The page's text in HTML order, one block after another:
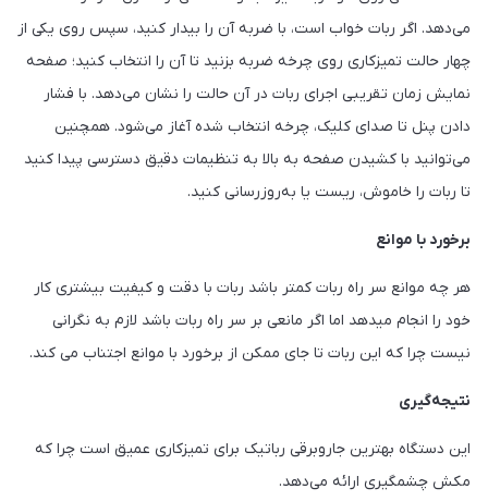
می‌دهد. اگر ربات خواب است، با ضربه آن را بیدار کنید، سپس روی یکی از
چهار حالت تمیزکاری روی چرخه ضربه بزنید تا آن را انتخاب کنید؛ صفحه
نمایش زمان تقریبی اجرای ربات در آن حالت را نشان می‌دهد. با فشار
دادن پنل تا صدای کلیک، چرخه انتخاب شده آغاز می‌شود. همچنین
می‌توانید با کشیدن صفحه به بالا به تنظیمات دقیق دسترسی پیدا کنید
تا ربات را خاموش، ریست یا به‌روزرسانی کنید.
برخورد با موانع
هر چه موانع سر راه ربات کمتر باشد ربات با دقت و کیفیت بیشتری کار
خود را انجام میدهد اما اگر مانعی بر سر راه ربات باشد لازم به نگرانی
نیست چرا که این ربات تا جای ممکن از برخورد با موانع اجتناب می کند.
نتیجه‌گیری
این دستگاه بهترین جاروبرقی رباتیک برای تمیزکاری عمیق است چرا که
مکش چشمگیری ارائه می‌دهد.